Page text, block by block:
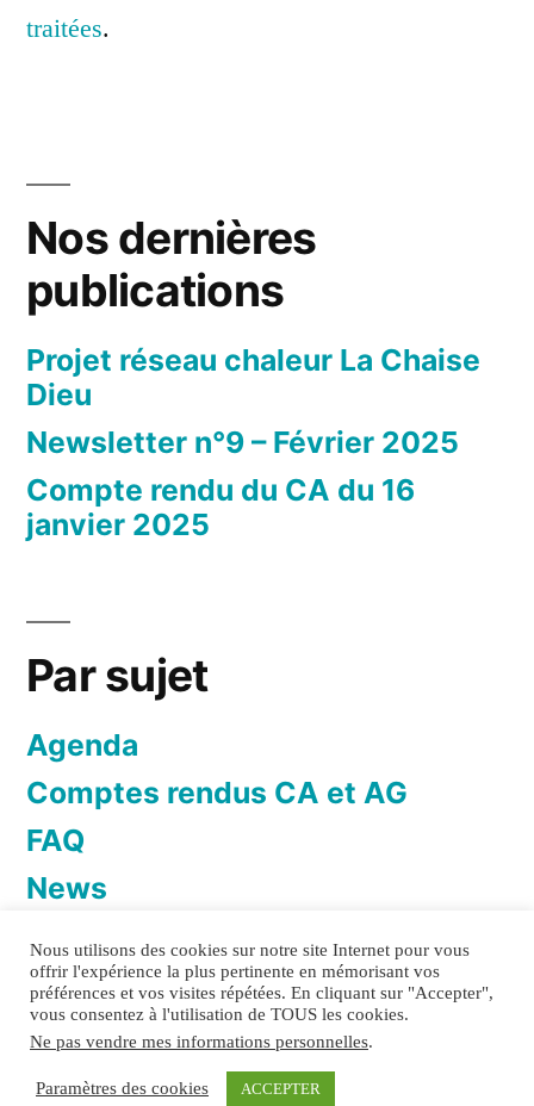
traitées.
Nos dernières
publications
Projet réseau chaleur La Chaise
Dieu
Newsletter n°9 – Février 2025
Compte rendu du CA du 16
janvier 2025
Par sujet
Agenda
Comptes rendus CA et AG
FAQ
News
Newsletter
Politique de confidentialité
Nous utilisons des cookies sur notre site Internet pour vous
offrir l'expérience la plus pertinente en mémorisant vos
préférences et vos visites répétées. En cliquant sur "Accepter",
vous consentez à l'utilisation de TOUS les cookies.
Ne pas vendre mes informations personnelles.
Paramètres des cookies ACCEPTER